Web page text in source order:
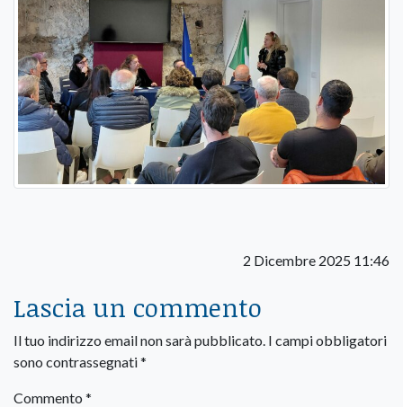
2 Dicembre 2025 11:46
Lascia un commento
Il tuo indirizzo email non sarà pubblicato. I campi obbligatori
sono contrassegnati*
Commento *